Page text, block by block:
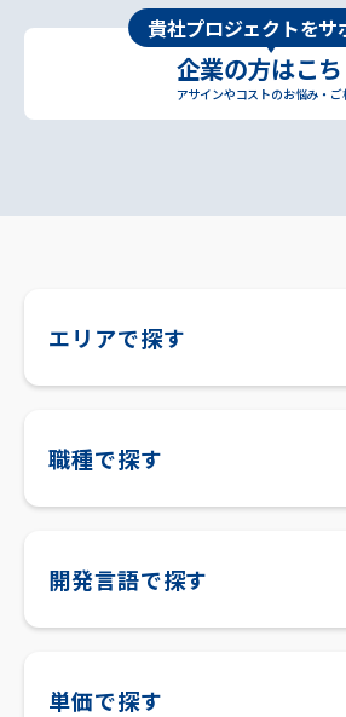
貴社プロジェクトをサ
企業の方はこ
アサインやコストのお悩み・ご
エリアで探す
職種で探す
開発言語で探す
単価で探す